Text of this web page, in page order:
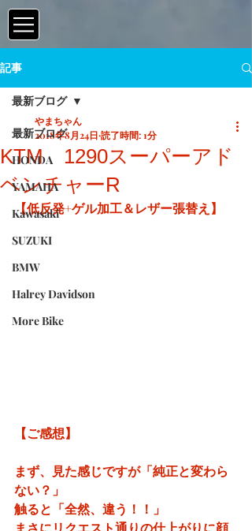
記事
最新ブログ
HONDA
YAMAHA
Kawasaki
SUZUKI
BMW
Halrey Davidson
More Bike
最新ブログ
KTM 1290スーパーアド
ベンチャーR
やまちゃん
2018年8月24日 読了時間: 1分
【低反発+ゲル加工＆レザー張替え】
【ご感想】
まず、見た感じですが「純正と変わら
ない？」
触ると「全然、違う！！」
まさにリクエスト通りの仕上がりに顔